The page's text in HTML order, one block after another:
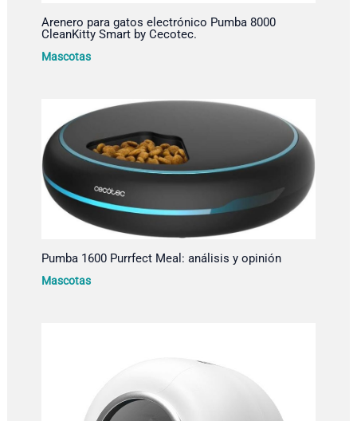
Arenero para gatos electrónico Pumba 8000
CleanKitty Smart by Cecotec.
Mascotas
Pumba 1600 Purrfect Meal: análisis y opinión
Mascotas